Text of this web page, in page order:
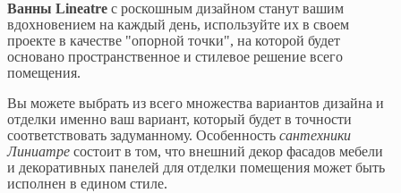
Ванны Lineatre с роскошным дизайном станут вашим
вдохновением на каждый день, используйте их в своем
проекте в качестве "опорной точки", на которой будет
основано пространственное и стилевое решение всего
помещения.
Вы можете выбрать из всего множества вариантов дизайна и
отделки именно ваш вариант, который будет в точности
соответствовать задуманному. Особенность сантехники
Линиатре состоит в том, что внешний декор фасадов мебели
и декоративных панелей для отделки помещения может быть
исполнен в едином стиле.